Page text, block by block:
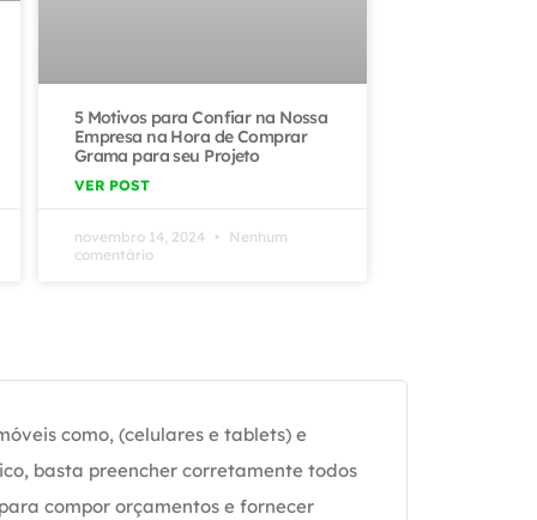
5 Motivos para Confiar na Nossa
Empresa na Hora de Comprar
Grama para seu Projeto
VER POST
novembro 14, 2024
Nenhum
comentário
como, (celulares e tablets) e
basta preencher corretamente todos
compor orçamentos e fornecer